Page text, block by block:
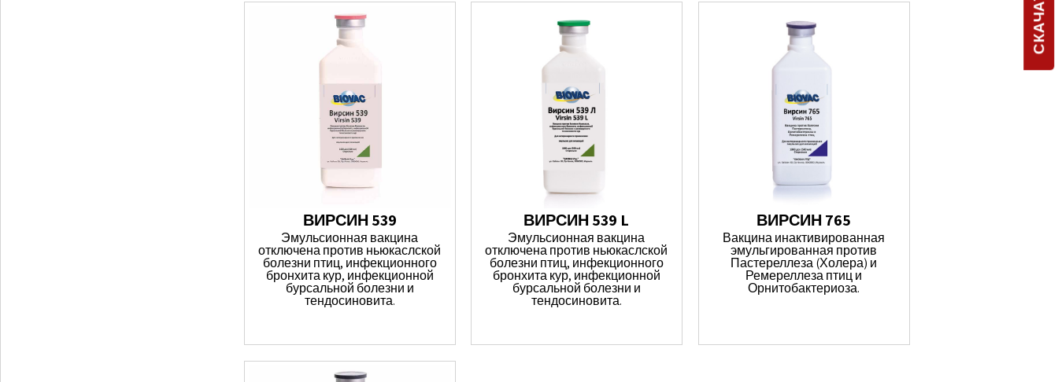
ВИРСИН 539
Эмульсионная вакцина
отключена против ньюкаслской
болезни птиц, инфекционного
бронхита кур, инфекционной
бурсальной болезни и
тендосиновита.
ВИРСИН 539 L
Эмульсионная вакцина
отключена против ньюкаслской
болезни птиц, инфекционного
бронхита кур, инфекционной
бурсальной болезни и
тендосиновита.
ВИРСИН 765
Вакцина инактивированная
эмульгированная против
Пастереллеза (Холера) и
Ремереллеза птиц и
Орнитобактериоза.